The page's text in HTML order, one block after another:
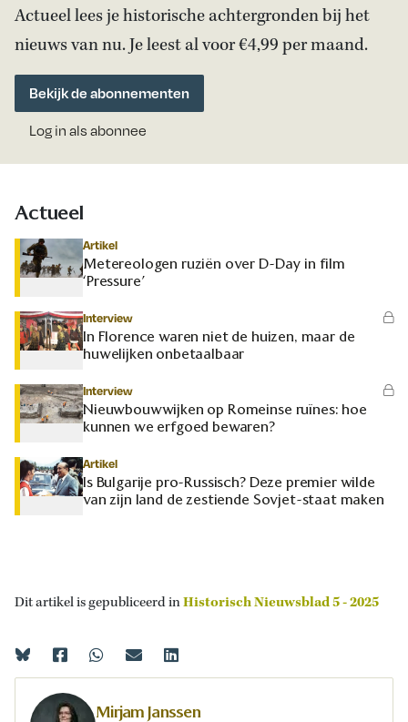
Actueel lees je historische achtergronden bij het
nieuws van nu. Je leest al voor €4,99 per maand.
Bekijk de abonnementen
Log in als abonnee
Actueel
Artikel
Metereologen ruziën over D-Day in film
‘Pressure’
Interview
In Florence waren niet de huizen, maar de
huwelijken onbetaalbaar
Interview
Nieuwbouwwijken op Romeinse ruïnes: hoe
kunnen we erfgoed bewaren?
Artikel
Is Bulgarije pro-Russisch? Deze premier wilde
van zijn land de zestiende Sovjet-staat maken
Dit artikel is gepubliceerd inHistorisch Nieuwsblad 5 - 2025
Mirjam Janssen